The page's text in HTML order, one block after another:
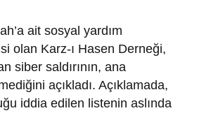
ait sosyal yardım
olan Karz-ı Hasen Derneği,
siber saldırının, ana
açıkladı. Açıklamada,
iddia edilen listenin aslında